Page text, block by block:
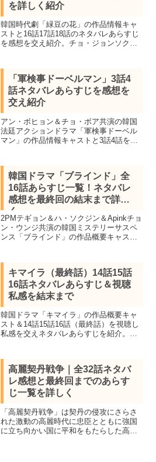
を詳しく紹介
韓国時代劇「緑豆の花」の作品情報キャ
ストと16話17話18話のネタバレあらすじ
を感想を交え紹介。チョ・ジョンソクと
過酷な運命を描く
「軍検事ドーベルマン」3話4
話ネタバレあらすじを感想を
交え紹介
アン・ボヒョン＆チョ・ボア共演の韓国
法廷アクションドラマ「軍検事ドーベル
マン」の作品情報キャストと3話4話を視
て上意下達の軍の世界で階級を越えて真
実を暴く
韓国ドラマ「ブラインド」全
16話あらすじ一覧！ネタバレ
感想を最終回の結末まで詳し
く
2PMテギョン＆ハ・ソクジン＆Apinkチョ
ン・ウンジ共演の韓国ミステリーサスペ
ンス「ブラインド」の作品概要キャス
す。無実の被害者になった市民たちと真
実に目をつぶる加害者
キマイラ（最終話）14話15話
16話ネタバレあらすじ＆視聴
私感を結末まで
韓国ドラマ「キマイラ」の作品概要キャ
スト＆14話15話16話（最終話）を視聴し
私感を交えネタバレあらすじを紹介。
くる本格クライムサスペンス
高麗契丹戦争｜全32話ネタバ
レ感想と最終回までのあらす
じ一覧を詳しく
「高麗契丹戦争」は契丹の侵攻にさらさ
れた激動の高麗時代に忠臣とともに強国
に立ち向かい国に平和をもたらした高麗8